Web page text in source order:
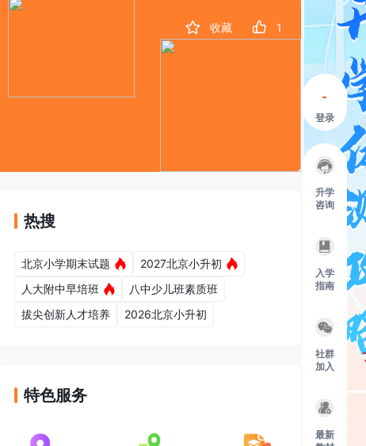
登录
升学
咨询
入学
指南
社群
加入
最新
收藏 1
，供2 0 2 6 、2 027 及 以 后海 淀小升初学生 家
热搜
北京小学期末试题
2027北京小升初
人大附中早培班
八中少儿班素质班
拔尖创新人才培养
2026北京小升初
特色服务